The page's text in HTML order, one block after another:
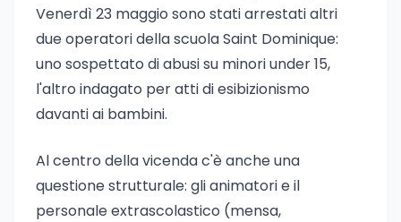
Venerdì 23 maggio sono stati arrestati altri
due operatori della scuola Saint Dominique:
uno sospettato di abusi su minori under 15,
l'altro indagato per atti di esibizionismo
davanti ai bambini.
Al centro della vicenda c'è anche una
questione strutturale: gli animatori e il
personale extrascolastico (mensa,